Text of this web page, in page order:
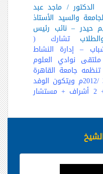
الدكتور / ماجد عبد
والسيد الأستاذ
حيدر – نائب رئيس
تشارك (
– إدارة النشاط
نوادي العلوم
جامعة القاهرة
في الفترة من 4/3 – 8 /3 /2012م ويتكون الوفد
من 10 افراد ( 6 طلاب + 2 أشراف + مستشار